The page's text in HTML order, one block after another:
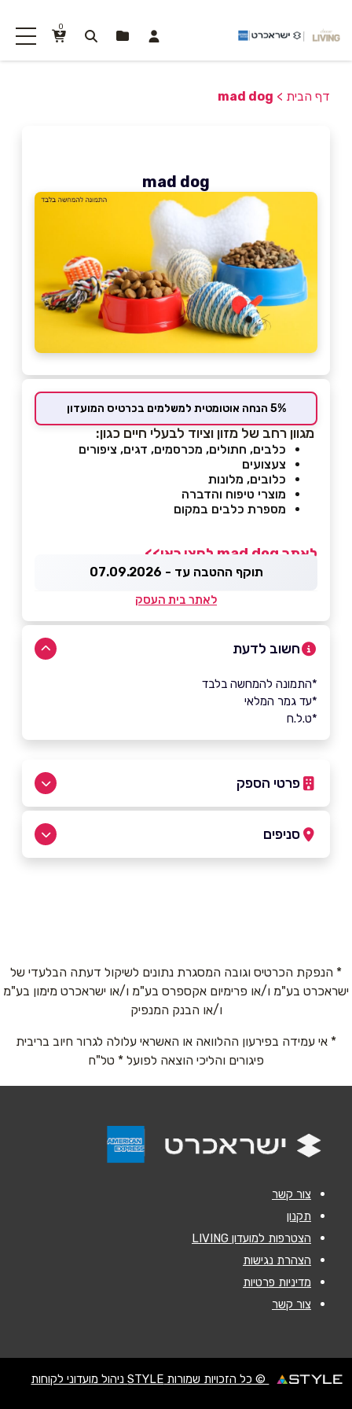
0
דף הבית >
mad dog
mad dog
5% הנחה אוטומטית למשלמים בכרטיס המועדון
מגוון רחב של מזון וציוד לבעלי חיים כגון:
כלבים, חתולים, מכרסמים, דגים, ציפורים
צעצועים
כלובים, מלונות
מוצרי טיפוח והדברה
מספרת כלבים במקום
לאתר mad dog לחצו כאן>>
תוקף ההטבה עד - 07.09.2026
לאתר בית העסק
חשוב לדעת
*התמונה להמחשה בלבד
*עד גמר המלאי
*ט.ל.ח
פרטי הספק
באתר
טלפון*
אימייל*
סניפים
* הנפקת הכרטיס וגובה המסגרת נתונים לשיקול דעתה הבלעדי של
ישראכרט בע"מ ו/או פרימיום אקספרס בע"מ ו/או ישראכרט מימון בע"מ
ו/או הבנק המנפיק
* אי עמידה בפירעון ההלוואה או האשראי עלולה לגרור חיוב בריבית
פיגורים והליכי הוצאה לפועל * טל"ח
צור קשר
תקנון
הצטרפות למועדון LIVING
הצהרת נגישות
מדיניות פרטיות
צור קשר
© כל הזכויות שמורות STYLE ניהול מועדוני לקוחות